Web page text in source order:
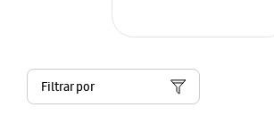
Filtrar por